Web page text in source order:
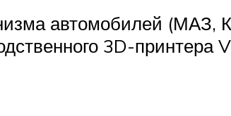
автомобилей (МАЗ,
3D-принтера